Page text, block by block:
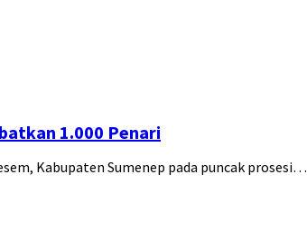
1.000 Penari
Kabupaten Sumenep pada puncak prosesi…